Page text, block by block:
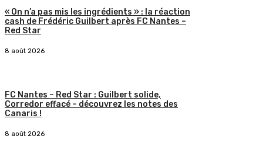
« On n’a pas mis les ingrédients » : la réaction
cash de Frédéric Guilbert après FC Nantes –
Red Star
8 août 2026
FC Nantes – Red Star : Guilbert solide,
Corredor effacé – découvrez les notes des
Canaris !
8 août 2026